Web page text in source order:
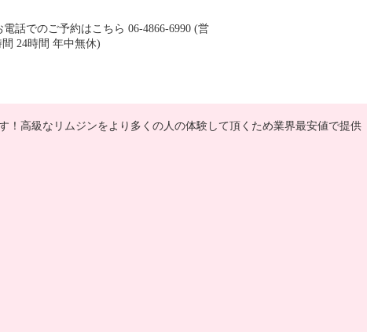
高級なリムジンをより多くの人の体験して頂くため業界最安値で提供